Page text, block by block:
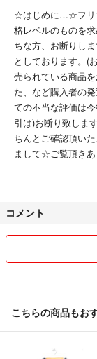
☆はじめに…☆フリ
格レベルのものを
ちな方、お断りし
としております。(
売られている商品
た、など購入者の
ての不当な評価は
引は)お断り致しま
ちんとご確認頂い
まして☆ご覧頂き
な場合は可→先コ
のでお急ぎな方
コメント
こちらの商品もお